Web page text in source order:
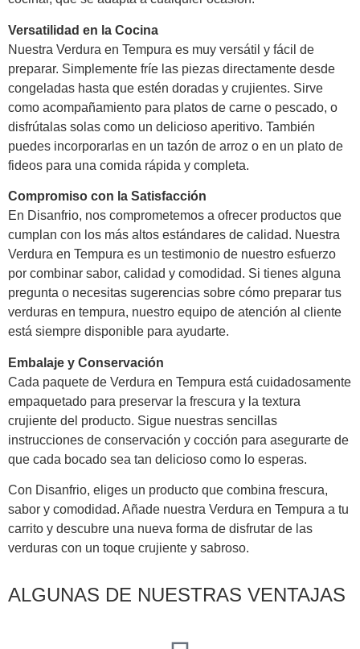
Versatilidad en la Cocina
Nuestra Verdura en Tempura es muy versátil y fácil de
preparar. Simplemente fríe las piezas directamente desde
congeladas hasta que estén doradas y crujientes. Sirve
como acompañamiento para platos de carne o pescado, o
disfrútalas solas como un delicioso aperitivo. También
puedes incorporarlas en un tazón de arroz o en un plato de
fideos para una comida rápida y completa.
Compromiso con la Satisfacción
En Disanfrio, nos comprometemos a ofrecer productos que
cumplan con los más altos estándares de calidad. Nuestra
Verdura en Tempura es un testimonio de nuestro esfuerzo
por combinar sabor, calidad y comodidad. Si tienes alguna
pregunta o necesitas sugerencias sobre cómo preparar tus
verduras en tempura, nuestro equipo de atención al cliente
está siempre disponible para ayudarte.
Embalaje y Conservación
Cada paquete de Verdura en Tempura está cuidadosamente
empaquetado para preservar la frescura y la textura
crujiente del producto. Sigue nuestras sencillas
instrucciones de conservación y cocción para asegurarte de
que cada bocado sea tan delicioso como lo esperas.
Con Disanfrio, eliges un producto que combina frescura,
sabor y comodidad. Añade nuestra Verdura en Tempura a tu
carrito y descubre una nueva forma de disfrutar de las
verduras con un toque crujiente y sabroso.
ALGUNAS DE NUESTRAS VENTAJAS